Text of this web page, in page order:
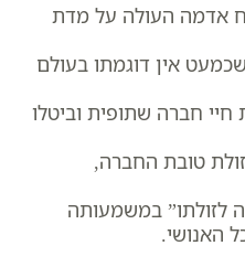
אדמה העולה על מדת
אין דוגמתו בעולם
חברה שתופית וביטלו
טובת החברה,
במשמעותה
האנושי.